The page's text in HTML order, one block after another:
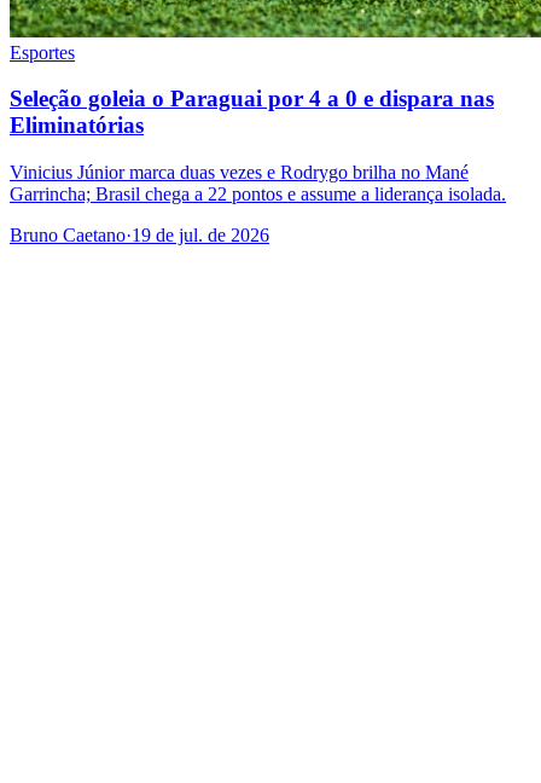
Esportes
Seleção goleia o Paraguai por 4 a 0 e dispara nas
Eliminatórias
Vinicius Júnior marca duas vezes e Rodrygo brilha no Mané
Garrincha; Brasil chega a 22 pontos e assume a liderança isolada.
Bruno Caetano·19 de jul. de 2026